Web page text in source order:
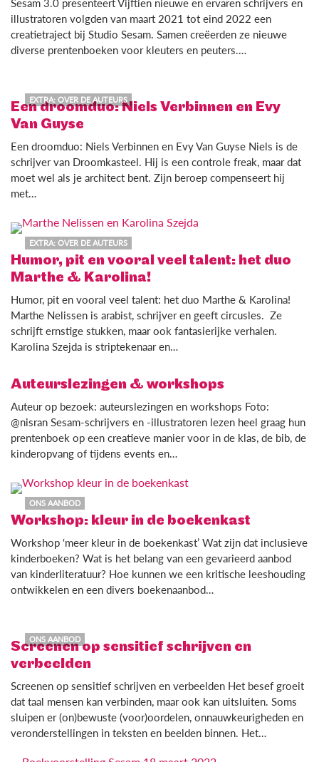
Sesam 3.0 presenteert Vijftien nieuwe en ervaren schrijvers en
illustratoren volgden van maart 2021 tot eind 2022 een
creatietraject bij Studio Sesam. Samen creëerden ze nieuwe
diverse prentenboeken voor kleuters en peuters.…
EXTRA: OVER DE AUTEURS
Een droomduo: Niels Verbinnen en Evy
Van Guyse
Een droomduo: Niels Verbinnen en Evy Van Guyse Niels is de
schrijver van Droomkasteel. Hij is een controle freak, maar dat
moet wel als je architect bent. Zijn beroep compenseert hij
met…
EXTRA: OVER DE AUTEURS
Humor, pit en vooral veel talent: het duo
Marthe & Karolina!
Humor, pit en vooral veel talent: het duo Marthe & Karolina!
Marthe Nelissen is arabist, schrijver en geeft circusles. Ze
schrijft ernstige stukken, maar ook fantasierijke verhalen.
Karolina Szejda is striptekenaar en…
Auteurslezingen & workshops
Auteur op bezoek: auteurslezingen en workshops Foto:
@nisran Sesam-schrijvers en -illustratoren lezen heel graag hun
prentenboek op een creatieve manier voor in de klas, de bib, de
kinderopvang of tijdens events en…
ONS AANBOD
Workshop: kleur in de boekenkast
Workshop ‘meer kleur in de boekenkast’ Wat zijn dat inclusieve
kinderboeken? Wat is het belang van een gevarieerd aanbod
van kinderliteratuur? Hoe kunnen we een kritische leeshouding
ontwikkelen en een divers boekenaanbod…
ONS AANBOD
Screenen op sensitief schrijven en
verbeelden
Screenen op sensitief schrijven en verbeelden Het besef groeit
dat taal mensen kan verbinden, maar ook kan uitsluiten. Soms
sluipen er (on)bewuste (voor)oordelen, onnauwkeurigheden en
veronderstellingen in teksten en beelden binnen. Het…